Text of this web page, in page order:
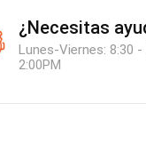
¿Necesitas
Lunes-Viernes: 8:30
2:00PM